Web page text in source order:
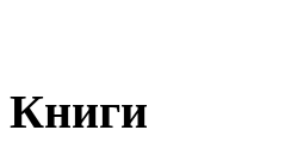
Книги